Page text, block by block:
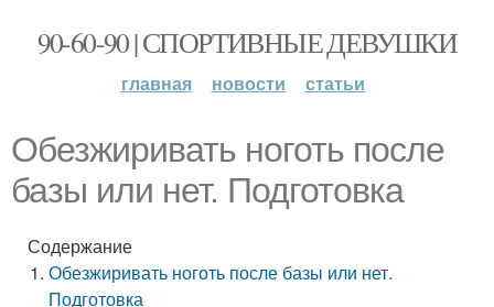
90-60-90 | СПОРТИВНЫЕ ДЕВУШКИ
главная новости статьи
Обезжиривать ноготь после
базы или нет. Подготовка
Содержание
Обезжиривать ноготь после базы или нет.
Подготовка